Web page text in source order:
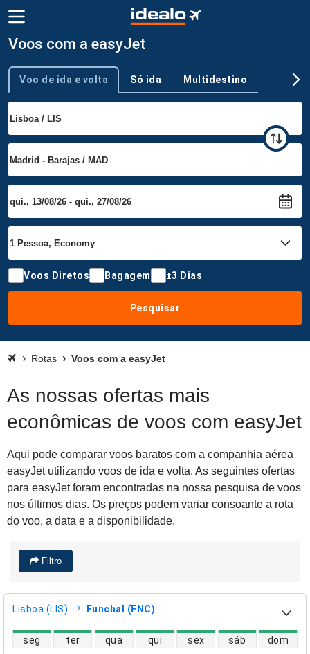
Voos com a easyJet
Tipo de viagem
Voo de ida e volta Só ida Multidestino
Voos Diretos Bagagem ±3 Dias
Pesquisar
Rotas Voos com a easyJet
As nossas ofertas mais
econômicas de voos com easyJet
Aqui pode comparar voos baratos com a companhia aérea
easyJet utilizando voos de ida e volta. As seguintes ofertas
para easyJet foram encontradas na nossa pesquisa de voos
nos últimos dias. Os preços podem variar consoante a rota
do voo, a data e a disponibilidade.
Filtro
Lisboa (LIS) Funchal (FNC)
disponibilidade de voos diretos
seg ter qua qui sex sáb dom